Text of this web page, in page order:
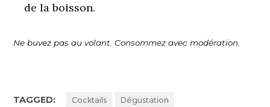
de la boisson.
Ne buvez pas au volant. Consommez avec modération.
TAGGED: Cocktails Dégustation